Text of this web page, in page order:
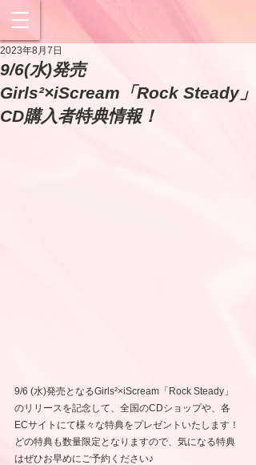
9/6(水)発売
Girls²×iScream「Rock Steady」
CD購入者特典情報！
2023年8月7日
9/6 (水)発売となるGirls²×iScream「Rock Steady」
のリリースを記念して、全国のCDショップや、各
ECサイトにて様々な特典をプレゼントいたします！
どの特典も数量限定となりますので、気になる特典
はぜひお早めにご予約ください♪